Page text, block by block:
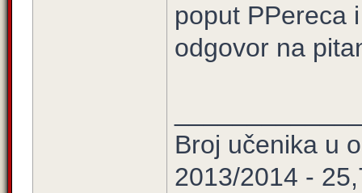
poput PPereca
odgovor na
Broj učenika u
2013/2014 -